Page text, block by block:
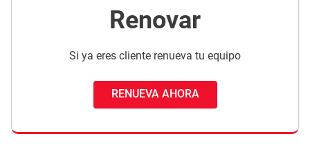
Renovar
Si ya eres cliente renueva tu equipo
RENUEVA AHORA